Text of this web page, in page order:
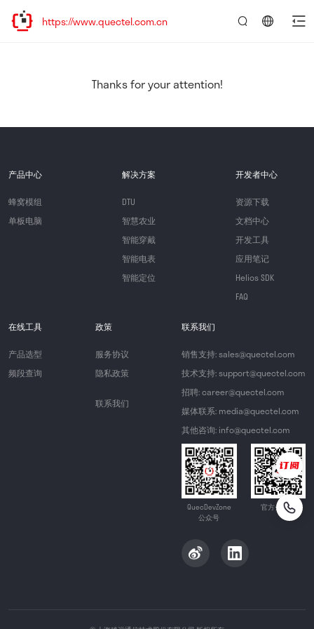
新址：https://www.quectel.com.cn
Thanks for your attention!
产品中心
蜂窝模组
单板电脑
解决方案
DTU
智慧农业
智能穿戴
智能电表
智能定位
开发者中心
资源下载
文档中心
开发工具
应用笔记
Helios SDK
FAQ
在线工具
产品选型
频段查询
政策
服务协议
隐私政策
联系我们
联系我们
销售支持: sales@quectel.com
技术支持: support@quectel.com
招聘: career@quectel.com
媒体联系: media@quectel.com
其他咨询: info@quectel.com
QuecDevZone
公众号
官方公众号